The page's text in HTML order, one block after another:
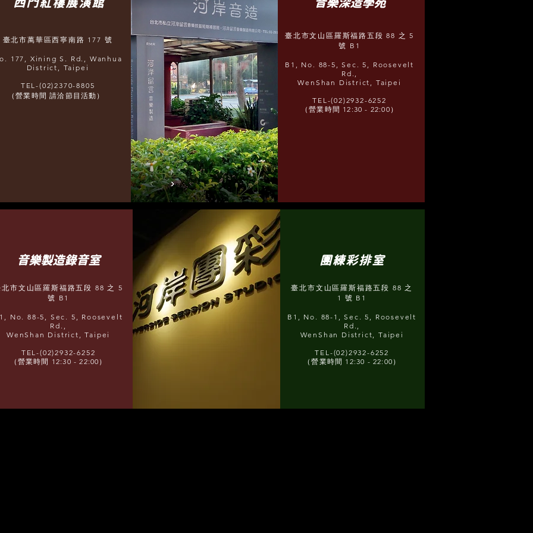
臺北市萬華區西寧南路 177 號
177, Xining S. Rd., Wanhua
District, Taipei
TEL-(02)2370-8805
（營業時間 請洽節目活動）
臺北市文山區羅斯福路五段 88 之 5
號 B1
B1, No. 88-5, Sec. 5, Roosevelt
Rd.,
WenShan District, Taipei
TEL-(02)2932-6252
（營業時間 12:30 - 22:00）
​音樂製造錄音室
北市文山區羅斯福路五段 88 之 5
號 B1
No. 88-5, Sec. 5, Roosevelt
Rd.,
WenShan District, Taipei
TEL-(02)2932-6252
（營業時間 12:30 - 22:00）
團練彩排室
臺北市文山區羅斯福路五段 88 之
1 號 B1
B1, No. 88-1, Sec. 5, Roosevelt
Rd.,
WenShan District, Taipei
TEL-(02)2932-6252
（營業時間 12:30 - 22:00）